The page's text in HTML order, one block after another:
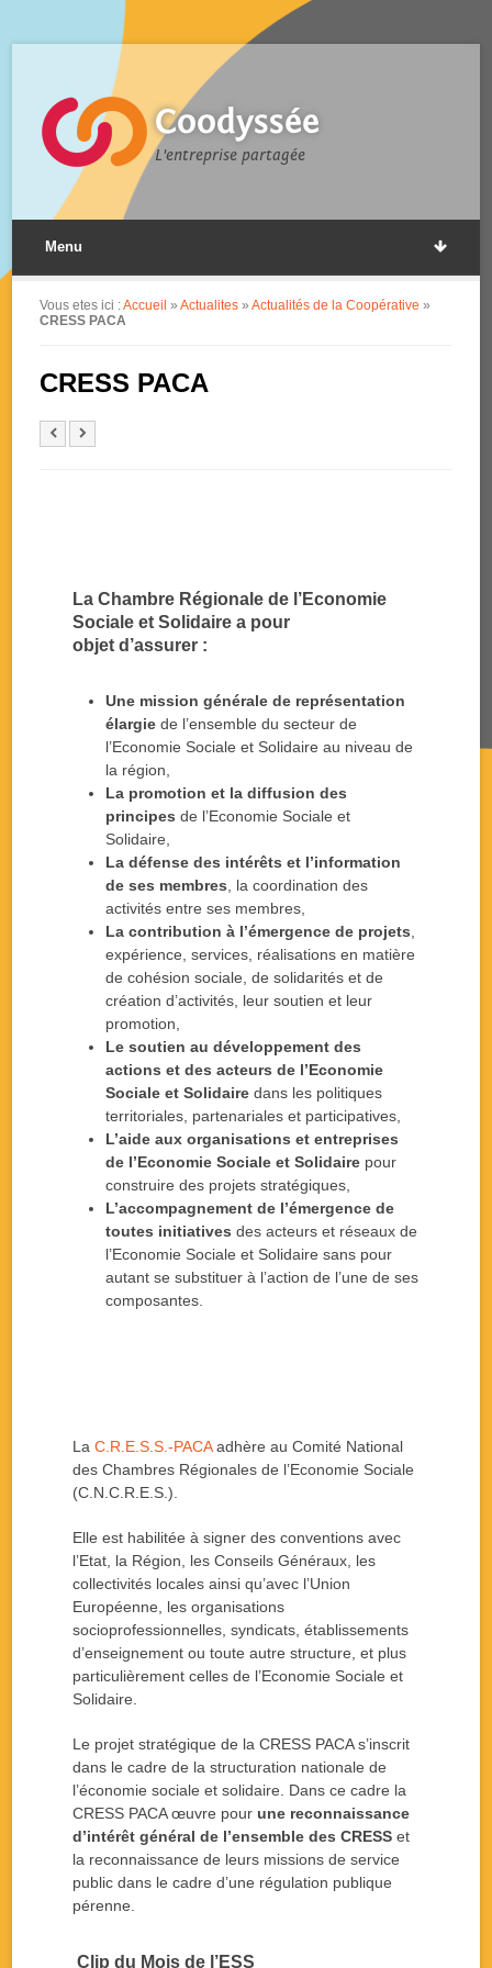
Coodyssée
L'entreprise partagée
Menu
Vous etes ici :Accueil »Actualites »Actualités de la Coopérative »
CRESS PACA
CRESS PACA
La Chambre Régionale de l’Economie
Sociale et Solidaire a pour
objet d’assurer :
Une mission générale de représentation
élargie de l’ensemble du secteur de
l’Economie Sociale et Solidaire au niveau de
la région,
La promotion et la diffusion des
principes de l’Economie Sociale et
Solidaire,
La défense des intérêts et l’information
de ses membres , la coordination des
activités entre ses membres,
La contribution à l’émergence de projets
expérience, services, réalisations en matière
de cohésion sociale, de solidarités et de
création d’activités, leur soutien et leur
promotion,
Le soutien au développement des
actions et des acteurs de l’Economie
Sociale et Solidaire dans les politiques
territoriales, partenariales et participatives,
L’aide aux organisations et entreprises
de l’Economie Sociale et Solidaire pour
construire des projets stratégiques,
L’accompagnement de l’émergence de
toutes initiatives des acteurs et réseaux de
l’Economie Sociale et Solidaire sans pour
autant se substituer à l’action de l’une de ses
composantes.
LaC.R.E.S.S.-PACAadhère au Comité National
des Chambres Régionales de l’Economie Sociale
(C.N.C.R.E.S.).
Elle est habilitée à signer des conventions avec
l’Etat, la Région, les Conseils Généraux, les
collectivités locales ainsi qu’avec l’Union
Européenne, les organisations
socioprofessionnelles, syndicats, établissements
d’enseignement ou toute autre structure, et plus
particulièrement celles de l’Economie Sociale et
Solidaire.
Le projet stratégique de la CRESS PACA s’inscrit
dans le cadre de la structuration nationale de
l’économie sociale et solidaire. Dans ce cadre la
CRESS PACA œuvre pourune reconnaissance
d’intérêt général de l’ensemble des CRESS et
la reconnaissance de leurs missions de service
public dans le cadre d’une régulation publique
pérenne.
Clip du Mois de l’ESS